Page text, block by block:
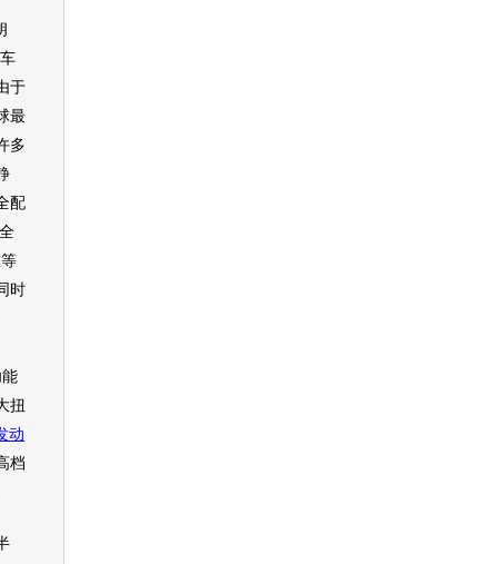
于
最
多
配
时
能
扭
动
档